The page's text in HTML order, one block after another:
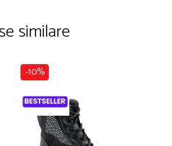
similare
-10%